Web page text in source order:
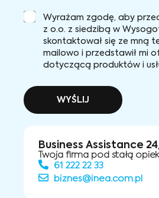
Wyrażam zgodę, aby
z o.o. z siedzibą w
skontaktował się ze mną
mailowo i przedstawił mi
dotyczącą produktów i
WYŚLIJ
Business Assistance
Twoja firma pod stałą
61 222 22 33
biznes@inea.com.pl